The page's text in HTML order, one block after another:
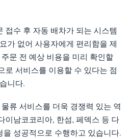
접수 후 자동 배차가 되는 시스템
가 없어 사용자에게 편리함을 제
문 전 예상 비용을 미리 확인할
로 서비스를 이용할 수 있다는 점
니다.
류 서비스를 더욱 경쟁력 있는 역
이남코코리아, 한섬, 페덱스 등 다
성공적으로 수행하고 있습니다.